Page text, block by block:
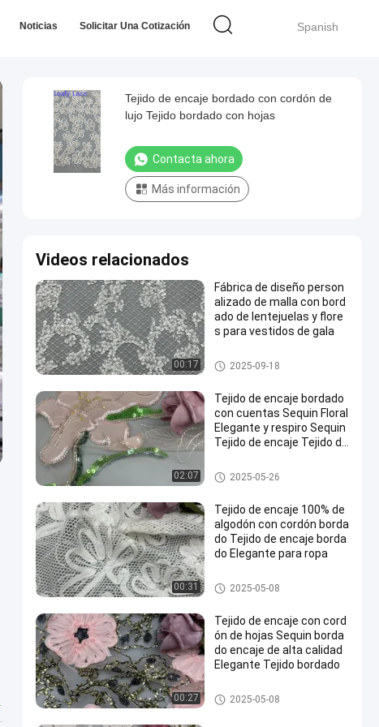
Spanish
Noticias Solicitar Una Cotización
Tejido de encaje bordado con cordón de
lujo Tejido bordado con hojas
Contacta ahora
Más información
Videos relacionados
00:17
Fábrica de diseño person
alizado de malla con bord
ado de lentejuelas y flore
s para vestidos de gala
Tela bordada de la lentejuela
2025-09-18
02:07
Tejido de encaje bordado
con cuentas Sequin Floral
Elegante y respiro Sequin
Tejido de encaje Tejido de
Tela moldeada del bordado
2025-05-26
00:31
Tejido de encaje 100% de
algodón con cordón borda
do Tejido de encaje borda
do Elegante para ropa
Tela atada del cordón
2025-05-08
00:27
Tejido de encaje con cord
ón de hojas Sequin borda
do encaje de alta calidad
Elegante Tejido bordado
Tela atada del cordón
2025-05-08